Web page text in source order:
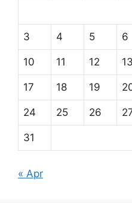
3 4 5 6
10 11 12 13
17 18 19
24 25 26
31
« Apr